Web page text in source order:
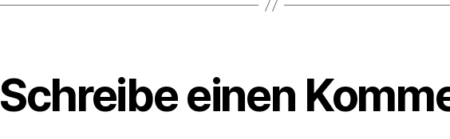
Schreibe einen